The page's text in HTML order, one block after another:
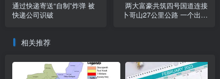
通过快递寄送“自制”炸弹 被
快递公司识破
两大富豪共筑四号国道连接
卜哥山27公里公路 一个出资
相关推荐